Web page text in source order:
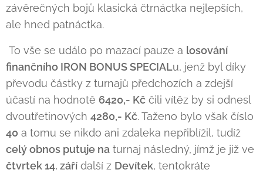
závěrečných bojů klasická čtrnáctka nejlepších,
ale hned patnáctka.
To vše se událo po mazací pauze a losování
finančního IRON BONUS SPECIALu, jenž byl díky
převodu částky z turnajů předchozích a zdejší
účastí na hodnotě 6420,- Kč čili vítěz by si odnesl
dvoutřetinových 4280,- Kč. Taženo bylo však číslo
40 a tomu se nikdo ani zdaleka nepřiblížil, tudíž
celý obnos putuje na turnaj následný, jímž je již ve
čtvrtek 14. září další z Devítek, tentokráte